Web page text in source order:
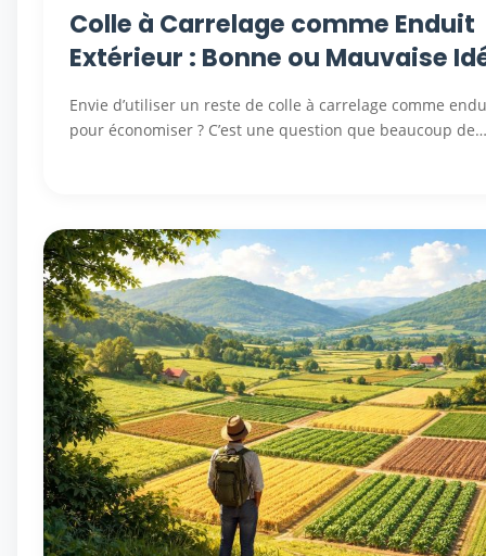
Colle à Carrelage comme Enduit
Extérieur : Bonne ou Mauvaise
Envie d’utiliser un reste de colle à carrelage comme
pour économiser ? C’est une question que beaucoup de…